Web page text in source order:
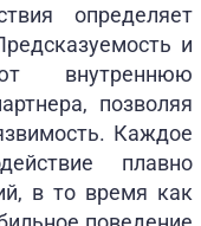
определяет
и
внутреннюю
позволяя
Каждое
плавно
в то время как